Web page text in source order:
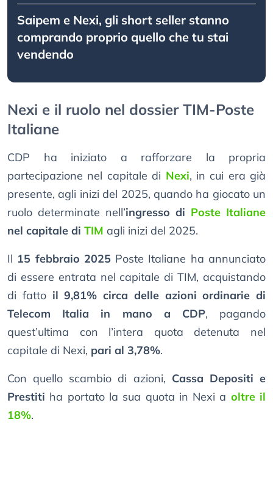
Saipem e Nexi, gli short seller stanno
comprando proprio quello che tu stai
vendendo
Nexi e il ruolo nel dossier TIM-Poste
Italiane
CDP ha iniziato a rafforzare la propria
partecipazione nel capitale di Nexi, in cui era già
presente, agli inizi del 2025, quando ha giocato un
ruolo determinate nell’ingresso di Poste Italiane
nel capitale di TIM agli inizi del 2025.
Il 15 febbraio 2025 Poste Italiane ha annunciato
di essere entrata nel capitale di TIM, acquistando
di fatto il 9,81% circa delle azioni ordinarie di
Telecom Italia in mano a CDP, pagando
quest’ultima con l’intera quota detenuta nel
capitale di Nexi, pari al 3,78%.
Con quello scambio di azioni, Cassa Depositi e
Prestiti ha portato la sua quota in Nexi a oltre il
18%.